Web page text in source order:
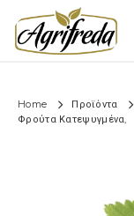
Home
Προϊόντα
Φρούτα Κατεψυγμένα